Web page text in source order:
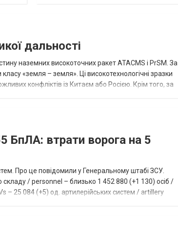
дальності
наземних високоточних ракет ATACMS і PrSM. За
«земля – земля». Ці високотехнологічні зразки
конфліктів із Китаєм або Росією. Крім того, за
БпЛА: втрати ворога на 5
Про це повідомили у Генеральному штабі ЗСУ.
складу / personnel – близько 1 452 880 (+1 130) осіб /
– 25 084 (+5) од. артилерійських систем / artillery